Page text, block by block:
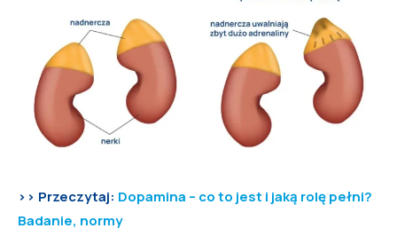
>> Przeczytaj: Dopamina – co to jest i jaką rolę pełni?
Badanie, normy